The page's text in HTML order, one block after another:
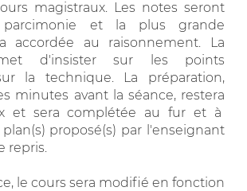
magistraux. Les notes seront
parcimonie et la plus grande
accordée au raisonnement. La
d'insister sur les points
la technique. La préparation,
minutes avant la séance, restera
et sera complétée au fur et à
plan(s) proposé(s) par l'enseignant
repris.
le cours sera modifié en fonction